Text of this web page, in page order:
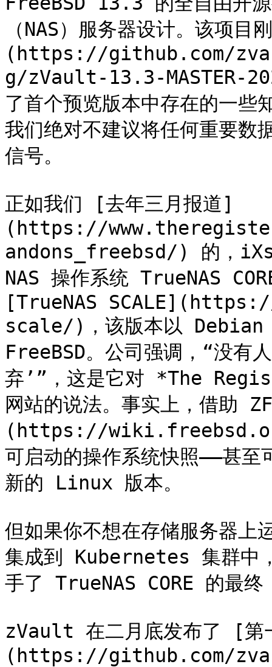
（NAS）服务器设计。该项
(https://github.com/
g/zVault-13.3-MASTER-
了首个预览版本中存在的一些
我们绝对不建议将任何重要数
信号。
正如我们 [去年三月报道]
(https://
andons_freebsd/) 的，
NAS 操作系统 TrueNAS
[TrueNAS
scale/)，该版本以 Debian
FreeBSD。公司强调，“没
弃’”，这是它对 *The
网站的说法。事实上，借助
(https://
可启动的操作系统快照——甚
新的 Linux 版本。
但如果你不想在存储服务器
集成到 Kubernetes 集群中
手了 TrueNAS CORE 的最
zVault 在二月底发布了 [第
(https://github.com/